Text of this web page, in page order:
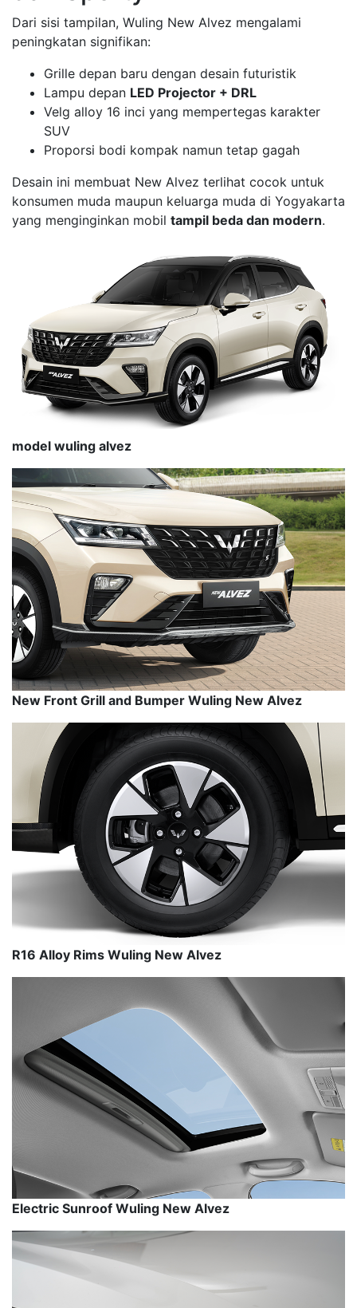
Dari sisi tampilan, Wuling New Alvez mengalami
peningkatan signifikan:
Grille depan baru dengan desain futuristik
Lampu depan LED Projector + DRL
Velg alloy 16 inci yang mempertegas karakter
SUV
Proporsi bodi kompak namun tetap gagah
Desain ini membuat New Alvez terlihat cocok untuk
konsumen muda maupun keluarga muda di Yogyakarta
yang menginginkan mobil tampil beda dan modern.
model wuling alvez
New Front Grill and Bumper Wuling New Alvez
R16 Alloy Rims Wuling New Alvez
Electric Sunroof Wuling New Alvez